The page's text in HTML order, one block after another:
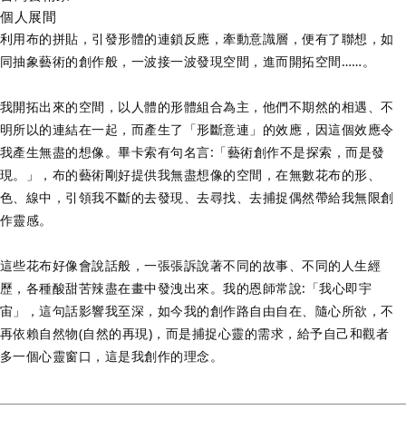
個人展間
利用布的拼貼，引發形體的連鎖反應，牽動意識層，便有了聯想，如
同抽象藝術的創作般，一波接一波發現空間，進而開拓空間……。
我開拓出來的空間，以人體的形體組合為主，他們不期然的相遇、不
明所以的連結在一起，而產生了「形斷意連」的效應，因這個效應令
我產生無盡的想像。畢卡索有句名言:「藝術創作不是探索，而是發
現。」，布的藝術剛好提供我無盡想像的空間，在無數花布的形、
色、線中，引領我不斷的去發現、去尋找、去捕捉偶然帶給我無限創
作靈感。
這些花布好像會說話般，一張張訴說著不同的故事、不同的人生經
歷，各種酸甜苦辣盡在畫中發洩出來。我的恩師常說:「我心即宇
宙」，這句話影響我至深，如今我的創作路自由自在、隨心所欲，不
再依賴自然物(自然的再現)，而是捕捉心靈的需求，給予自己和觀者
多一個心靈窗口，這是我創作的理念。